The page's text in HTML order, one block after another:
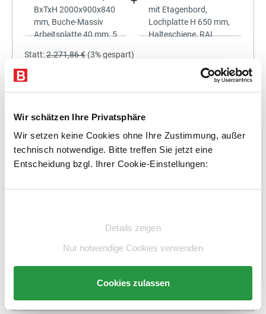
Wir schätzen Ihre Privatsphäre
Wir setzen keine Cookies ohne Ihre Zustimmung, außer
technisch notwendige. Bitte treffen Sie jetzt eine
Entscheidung bzgl. Ihrer Cookie-Einstellungen:
Details zeigen
Nur notwendige Cookies verwenden
Cookies zulassen
Statt:2.271,86 € (3%gespart)
Preis für alle:
2.371,65 € %
In den Warenkorb